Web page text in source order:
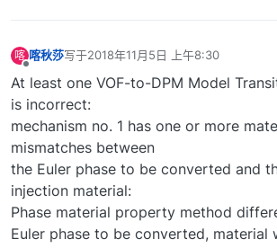
喀 喀秋莎写于2018年11月5日 上午8:30
最后由 编辑
At least one VOF-to-DPM Model
is incorrect:
mechanism no. 1 has one or more
mismatches between
the Euler phase to be converted and
injection material:
Phase material property method
Euler phase to be converted, material